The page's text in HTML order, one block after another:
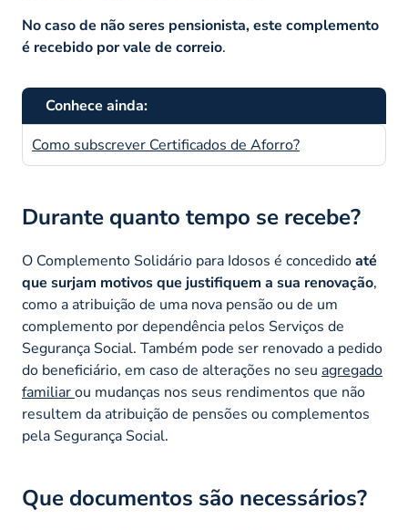
No caso de não seres pensionista, este complemento
é recebido por vale de correio.
Conhece ainda:
Como subscrever Certificados de Aforro?
Durante quanto tempo se recebe?
O Complemento Solidário para Idosos é concedidoaté
que surjam motivos que justifiquem a sua renovação,
como a atribuição de uma nova pensão ou de um
complemento por dependência pelos Serviços de
Segurança Social. Também pode ser renovado a pedido
do beneficiário, em caso de alterações no seu agregado
familiarou mudanças nos seus rendimentos que não
resultem da atribuição de pensões ou complementos
pela Segurança Social.
Que documentos são necessários?